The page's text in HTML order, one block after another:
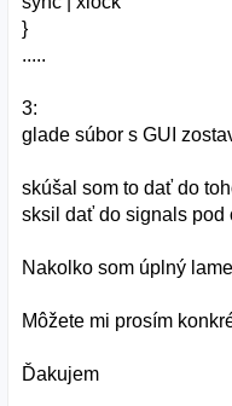
}
.....
3:
glade súbor s GUI
skúšal som to dať do
sksil dať do signals pod
Nakolko som úplný
Môžete mi prosím
Ďakujem